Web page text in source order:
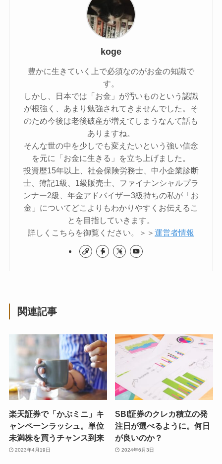
koge
豊かに生きていく上で必須なのがお金の知識で
す。
しかし、日本では「お金」が汚いものという認識
が根強く、あまり勉強されてきませんでした。そ
のため今後は老後破産が増えてしまうなんて話も
ありますね。
そんな世の中を少しでも変えたいという強い信念
を元に「お金に生きる」を立ち上げました。
投資歴15年以上、社会保険労務士、中小企業診断
士、簿記1級、1級販売士、ファイナンシャルプラ
ンナー2級、年金アドバイザー3級持ちの私が「お
金」についてどこよりもわかりやすくお伝えるこ
とを目指していきます。
詳しくこちらを御覧ください。＞＞ 運営者情報
関連記事
楽天証券で「かぶミニ」キ
ャンペーンラッシュ。単位
未満株を買うチャンス到来
2023年4月19日
SBI証券のクレカ積立の発
注日が選べるように。何日
が良いのか？
2024年6月3日